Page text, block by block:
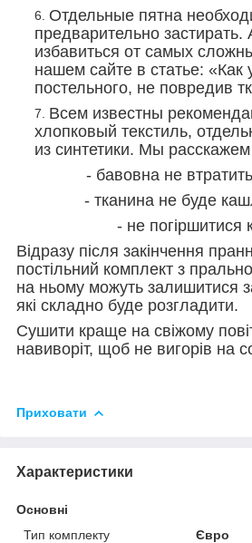
Отдельные пятна
предварительно застирать.
избавиться от самых
нашем сайте в статье: «Как
постельного, не повредив
Всем известны
хлопковый текстиль,
из синтетики. Мы
- бавовна не
- тканина не буде
- не погіршитися
Відразу після закінчення
постільний комплект з
на ньому можуть залишитися
які складно буде розгладити.
Сушити краще на свіжому
навиворіт, щоб не вигорів на
Приховати
Характеристики
Основні
Тип комплекту
Євро